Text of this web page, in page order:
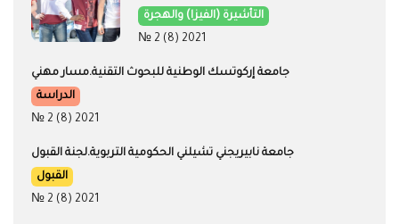
التأشيرة (الفيزا) والهجرة
№ 2 (8) 2021
جامعة إركوتسك الوطنية للبحوث التقنية.مسار مهني
الدراسة
№ 2 (8) 2021
جامعة نابيريجني تشيلني الحكومية التربوية.لجنة القبول
القبول
№ 2 (8) 2021